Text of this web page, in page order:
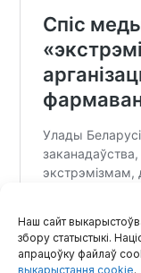
Наш сайт
збору статыстыкі.
апрацоўку файлаў
выкарыстання cookie.